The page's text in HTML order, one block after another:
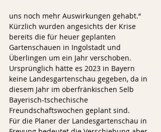
uns noch mehr Auswirkungen gehabt.“
Kürzlich wurden angesichts der Krise
bereits die für heuer geplanten
Gartenschauen in Ingolstadt und
Überlingen um ein Jahr verschoben.
Ursprünglich hätte es 2023 in Bayern
keine Landesgartenschau gegeben, da in
diesem Jahr im oberfränkischen Selb
Bayerisch-tschechische
Freundschaftswochen geplant sind.
Für die Planer der Landesgartenschau in